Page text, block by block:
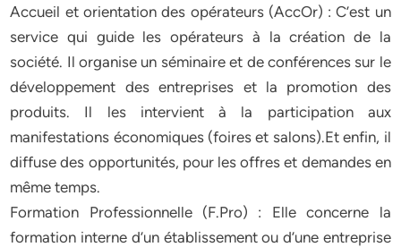
Accueil et orientation des opérateurs (AccOr) : C’est un
service qui guide les opérateurs à la création de la
société. Il organise un séminaire et de conférences sur le
développement des entreprises et la promotion des
produits. Il les intervient à la participation aux
manifestations économiques (foires et salons).Et enfin, il
diffuse des opportunités, pour les offres et demandes en
même temps.
Formation Professionnelle (F.Pro) : Elle concerne la
formation interne d’un établissement ou d’une entreprise